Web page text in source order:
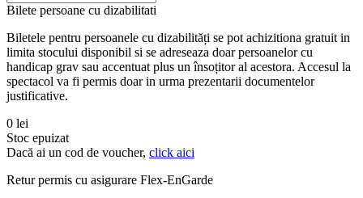
Bilete persoane cu dizabilitati
Biletele pentru persoanele cu dizabilități se pot achizitiona gratuit in
limita stocului disponibil si se adreseaza doar persoanelor cu
handicap grav sau accentuat plus un însoțitor al acestora. Accesul la
spectacol va fi permis doar in urma prezentarii documentelor
justificative.
0 lei
Stoc epuizat
Dacă ai un cod de voucher, click aici
Retur permis cu asigurare Flex-EnGarde